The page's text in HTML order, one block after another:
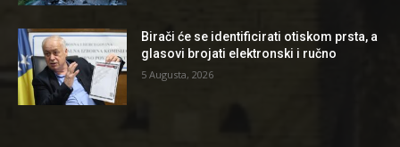
Birači će se identificirati otiskom prsta, a
glasovi brojati elektronski i ručno
5 Augusta, 2026